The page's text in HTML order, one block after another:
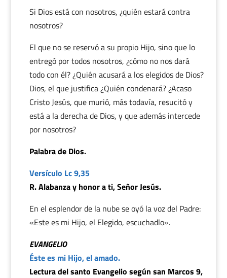
Si Dios está con nosotros, ¿quién estará contra
nosotros?
El que no se reservó a su propio Hijo, sino que lo
entregó por todos nosotros, ¿cómo no nos dará
todo con él? ¿Quién acusará a los elegidos de Dios?
Dios, el que justifica ¿Quién condenará? ¿Acaso
Cristo Jesús, que murió, más todavía, resucitó y
está a la derecha de Dios, y que además intercede
por nosotros?
Palabra de Dios.
Versículo Lc 9,35
R. Alabanza y honor a ti, Señor Jesús.
En el esplendor de la nube se oyó la voz del Padre:
«Este es mi Hijo, el Elegido, escuchadlo».
EVANGELIO
Éste es mi Hijo, el amado.
Lectura del santo Evangelio según san Marcos 9,